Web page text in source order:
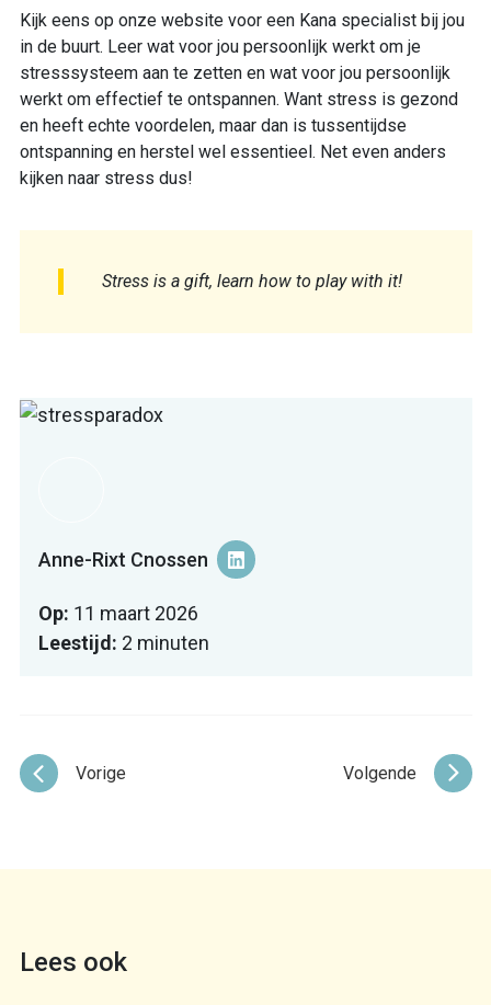
Anne-Rixt Cnossen
Op: 11 maart 2026
Leestijd: 2 minuten
Vorige Volgende
Kijk eens op onze website voor een Kana specialist bij jou
in de buurt. Leer wat voor jou persoonlijk werkt om je
stresssysteem aan te zetten en wat voor jou persoonlijk
werkt om effectief te ontspannen. Want stress is gezond
en heeft echte voordelen, maar dan is tussentijdse
ontspanning en herstel wel essentieel. Net even anders
kijken naar stress dus!
Stress is a gift, learn how to play with it!
Lees ook